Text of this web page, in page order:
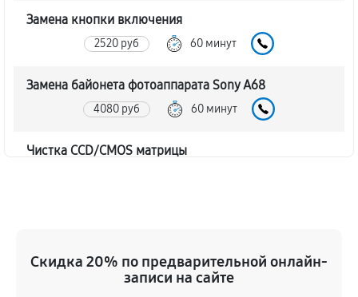
Замена кнопки включения
2520 руб 60 минут
Замена байонета фотоаппарата Sony A68
4080 руб 60 минут
Чистка CCD/CMOS матрицы
Замена платы отсека карты памяти
Скидка 20% по предварительной онлайн-
записи на сайте